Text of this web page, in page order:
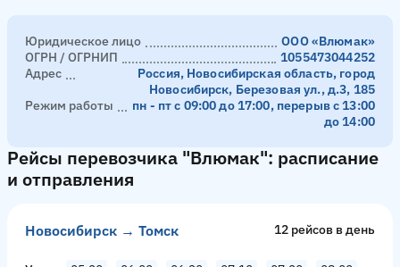
Юридическое лицо
ООО «Влюмак»
ОГРН / ОГРНИП
1055473044252
Адрес
Россия, Новосибирская область, город
Новосибирск, Березовая ул., д.3, 185
Режим работы
пн - пт с 09:00 до 17:00, перерыв с 13:00
до 14:00
Рейсы перевозчика "Влюмак": расписание
и отправления
Новосибирск → Томск 12 рейсов в день